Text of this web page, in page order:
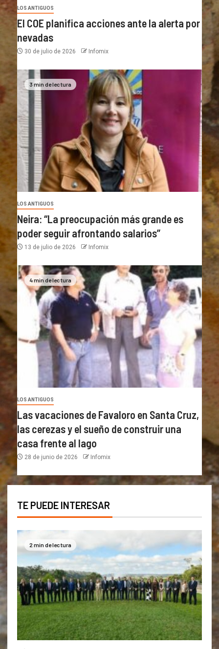
LOS ANTIGUOS
El COE planifica acciones ante la alerta por
nevadas
30 de julio de 2026 Infomix
3 min de lectura
LOS ANTIGUOS
Neira: “La preocupación más grande es
poder seguir afrontando salarios”
13 de julio de 2026 Infomix
4 min de lectura
LOS ANTIGUOS
Las vacaciones de Favaloro en Santa Cruz,
las cerezas y el sueño de construir una
casa frente al lago
28 de junio de 2026 Infomix
TE PUEDE INTERESAR
2 min de lectura